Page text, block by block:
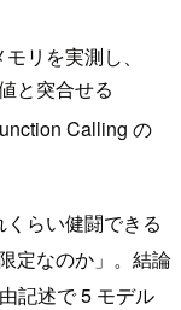
リを実測し、
と突合せる
Calling の
くらい健闘できる
定なのか」。結論
記述で 5 モデル